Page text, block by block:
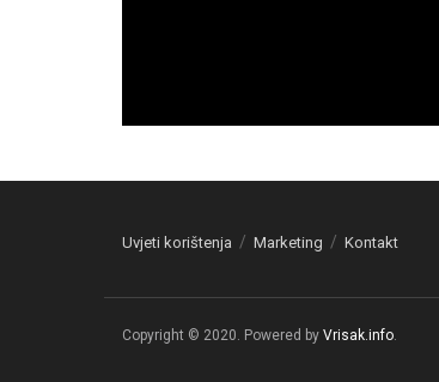
Uvjeti korištenja Marketing Kontakt
Copyright © 2020. Powered by Vrisak.info.